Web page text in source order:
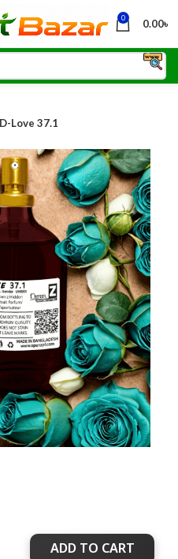
0 0.00৳
D-Love 37.1
ADD TO CART